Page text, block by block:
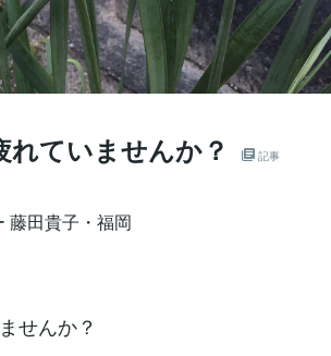
ていませんか？ 記事
藤田貴子・福岡
せんか？